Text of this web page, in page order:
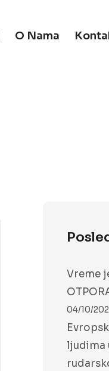
O Nama
Vreme
04/10/
ljudima